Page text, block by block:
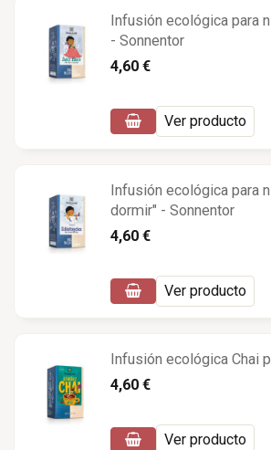
Infusión ecológica para
- Sonnentor
4,60 €
Ver producto
Infusión ecológica para
dormir" - Sonnentor
4,60 €
Ver producto
Infusión ecológica Chai
4,60 €
Ver producto